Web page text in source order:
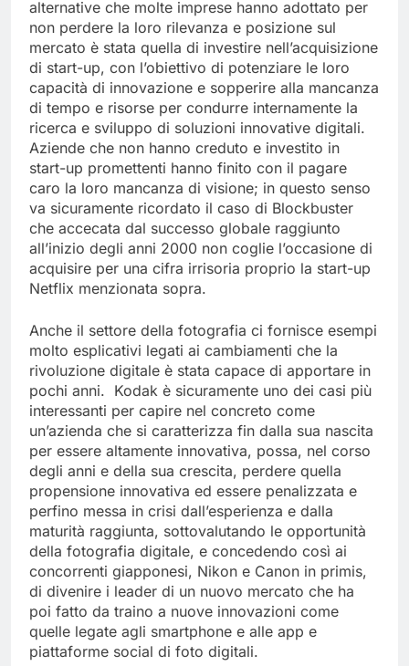
settore storico e consolidato. Una delle strategie
alternative che molte imprese hanno adottato per
non perdere la loro rilevanza e posizione sul
mercato è stata quella di investire nell’acquisizione
di start-up, con l’obiettivo di potenziare le loro
capacità di innovazione e sopperire alla mancanza
di tempo e risorse per condurre internamente la
ricerca e sviluppo di soluzioni innovative digitali.
Aziende che non hanno creduto e investito in
start-up promettenti hanno finito con il pagare
caro la loro mancanza di visione; in questo senso
va sicuramente ricordato il caso di Blockbuster
che accecata dal successo globale raggiunto
all’inizio degli anni 2000 non coglie l’occasione di
acquisire per una cifra irrisoria proprio la start-up
Anche il settore della fotografia ci fornisce esempi
molto esplicativi legati ai cambiamenti che la
rivoluzione digitale è stata capace di apportare in
pochi anni. Kodak è sicuramente uno dei casi più
interessanti per capire nel concreto come
un’azienda che si caratterizza fin dalla sua nascita
per essere altamente innovativa, possa, nel corso
degli anni e della sua crescita, perdere quella
propensione innovativa ed essere penalizzata e
perfino messa in crisi dall’esperienza e dalla
maturità raggiunta, sottovalutando le opportunità
della fotografia digitale, e concedendo così ai
concorrenti giapponesi, Nikon e Canon in primis,
di divenire i leader di un nuovo mercato che ha
poi fatto da traino a nuove innovazioni come
quelle legate agli smartphone e alle app e